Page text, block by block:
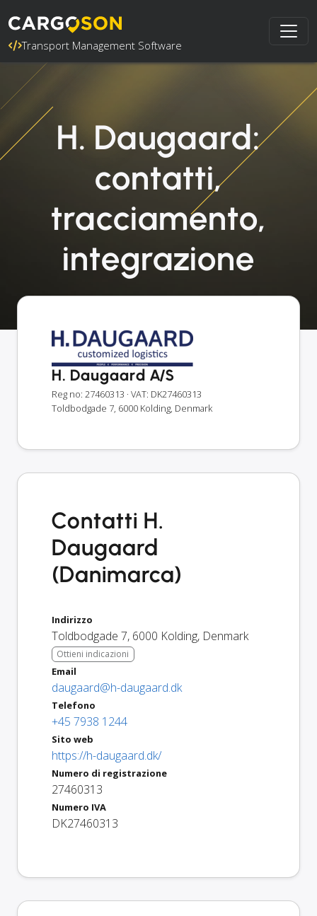
Transport Management Software
H. Daugaard:
contatti,
tracciamento,
integrazione
H. Daugaard A/S
Reg no: 27460313 · VAT: DK27460313
Toldbodgade 7, 6000 Kolding, Denmark
Contatti H.
Daugaard
(Danimarca)
Indirizzo
Toldbodgade 7, 6000 Kolding, Denmark
Ottieni indicazioni
Email
daugaard@h-daugaard.dk
Telefono
+45 7938 1244
Sito web
https://h-daugaard.dk/
Numero di registrazione
27460313
Numero IVA
DK27460313